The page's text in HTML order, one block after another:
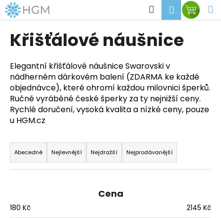
Přejít
na
obsah
Hledat
Křišťálové náušnice
Elegantní křišťálové náušnice Swarovski v
nádherném dárkovém balení (ZDARMA ke každé
objednávce), které ohromí každou milovnici šperků.
Ručně vyráběné české šperky za ty nejnižší ceny.
Rychlé doručení, vysoká kvalita a nízké ceny, pouze
u HGM.cz
Ř
a
z
í
Abecedně Nejlevnější Nejdražší Nejprodávanější
Cena
180 Kč 2145 Kč
K
o
o
p
o
t
ř
b
u
j
e